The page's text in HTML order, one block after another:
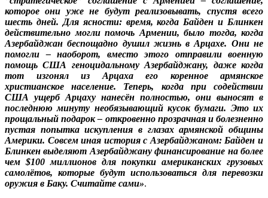
которое они уже не будут реализовывать, спустя всего
шесть дней. Для ясности: время, когда Байден и Блинкен
действительно могли помочь Армении, было тогда, когда
Азербайджан беспощадно душил жизнь в Арцахе. Они не
помогли – наоборот, вместо этого отправили военную
помощь США геноцидальному Азербайджану, даже когда
тот изгонял из Арцаха его коренное армянское
христианское население. Теперь, когда при содействии
США ущерб Арцаху нанесён полностью, они выносят в
последнюю минуту необязывающий кусок бумаги. Это их
прощальный подарок – откровенно прозрачная и болезненно
пустая попытка искупления в глазах армянской общины
Америки. Совсем иная история с Азербайджаном: Байден и
Блинкен выделяют Азербайджану финансирование на более
чем $100 миллионов для покупки американских грузовых
самолётов, которые будут использоваться для перевозки
оружия в Баку. Считайте сами».